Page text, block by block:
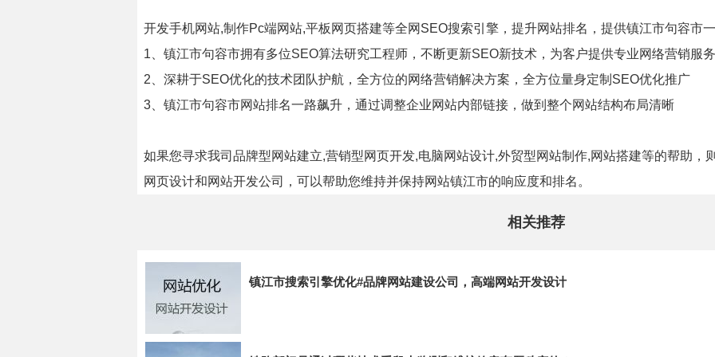
开发手机网站,制作Pc端网站,平板网页搭建等全网SEO搜索引擎，提升网站排名，提供镇江市句容市
1、镇江市句容市拥有多位SEO算法研究工程师，不断更新SEO新技术，为客户提供专业网络营销服
2、深耕于SEO优化的技术团队护航，全方位的网络营销解决方案，全方位量身定制SEO优化推广
3、镇江市句容市网站排名一路飙升，通过调整企业网站内部链接，做到整个网站结构布局清晰
如果您寻求我司品牌型网站建立,营销型网页开发,电脑网站设计,外贸型网站制作,网站搭建等的帮助，
网页设计和网站开发公司，可以帮助您维持并保持网站镇江市的响应度和排名。
相关推荐
镇江市搜索引擎优化#品牌网站建设公司，高端网站开发设计